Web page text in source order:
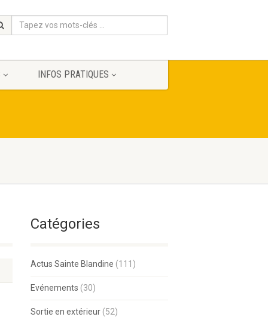
INFOS PRATIQUES
Catégories
Actus Sainte Blandine (111)
Evénements (30)
Sortie en extérieur (52)